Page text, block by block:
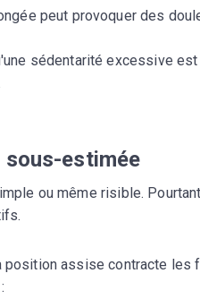
peut provoquer des
sédentarité excessive
sous-estimée
ou même risible.
assise contracte les
Ainsi que
voir